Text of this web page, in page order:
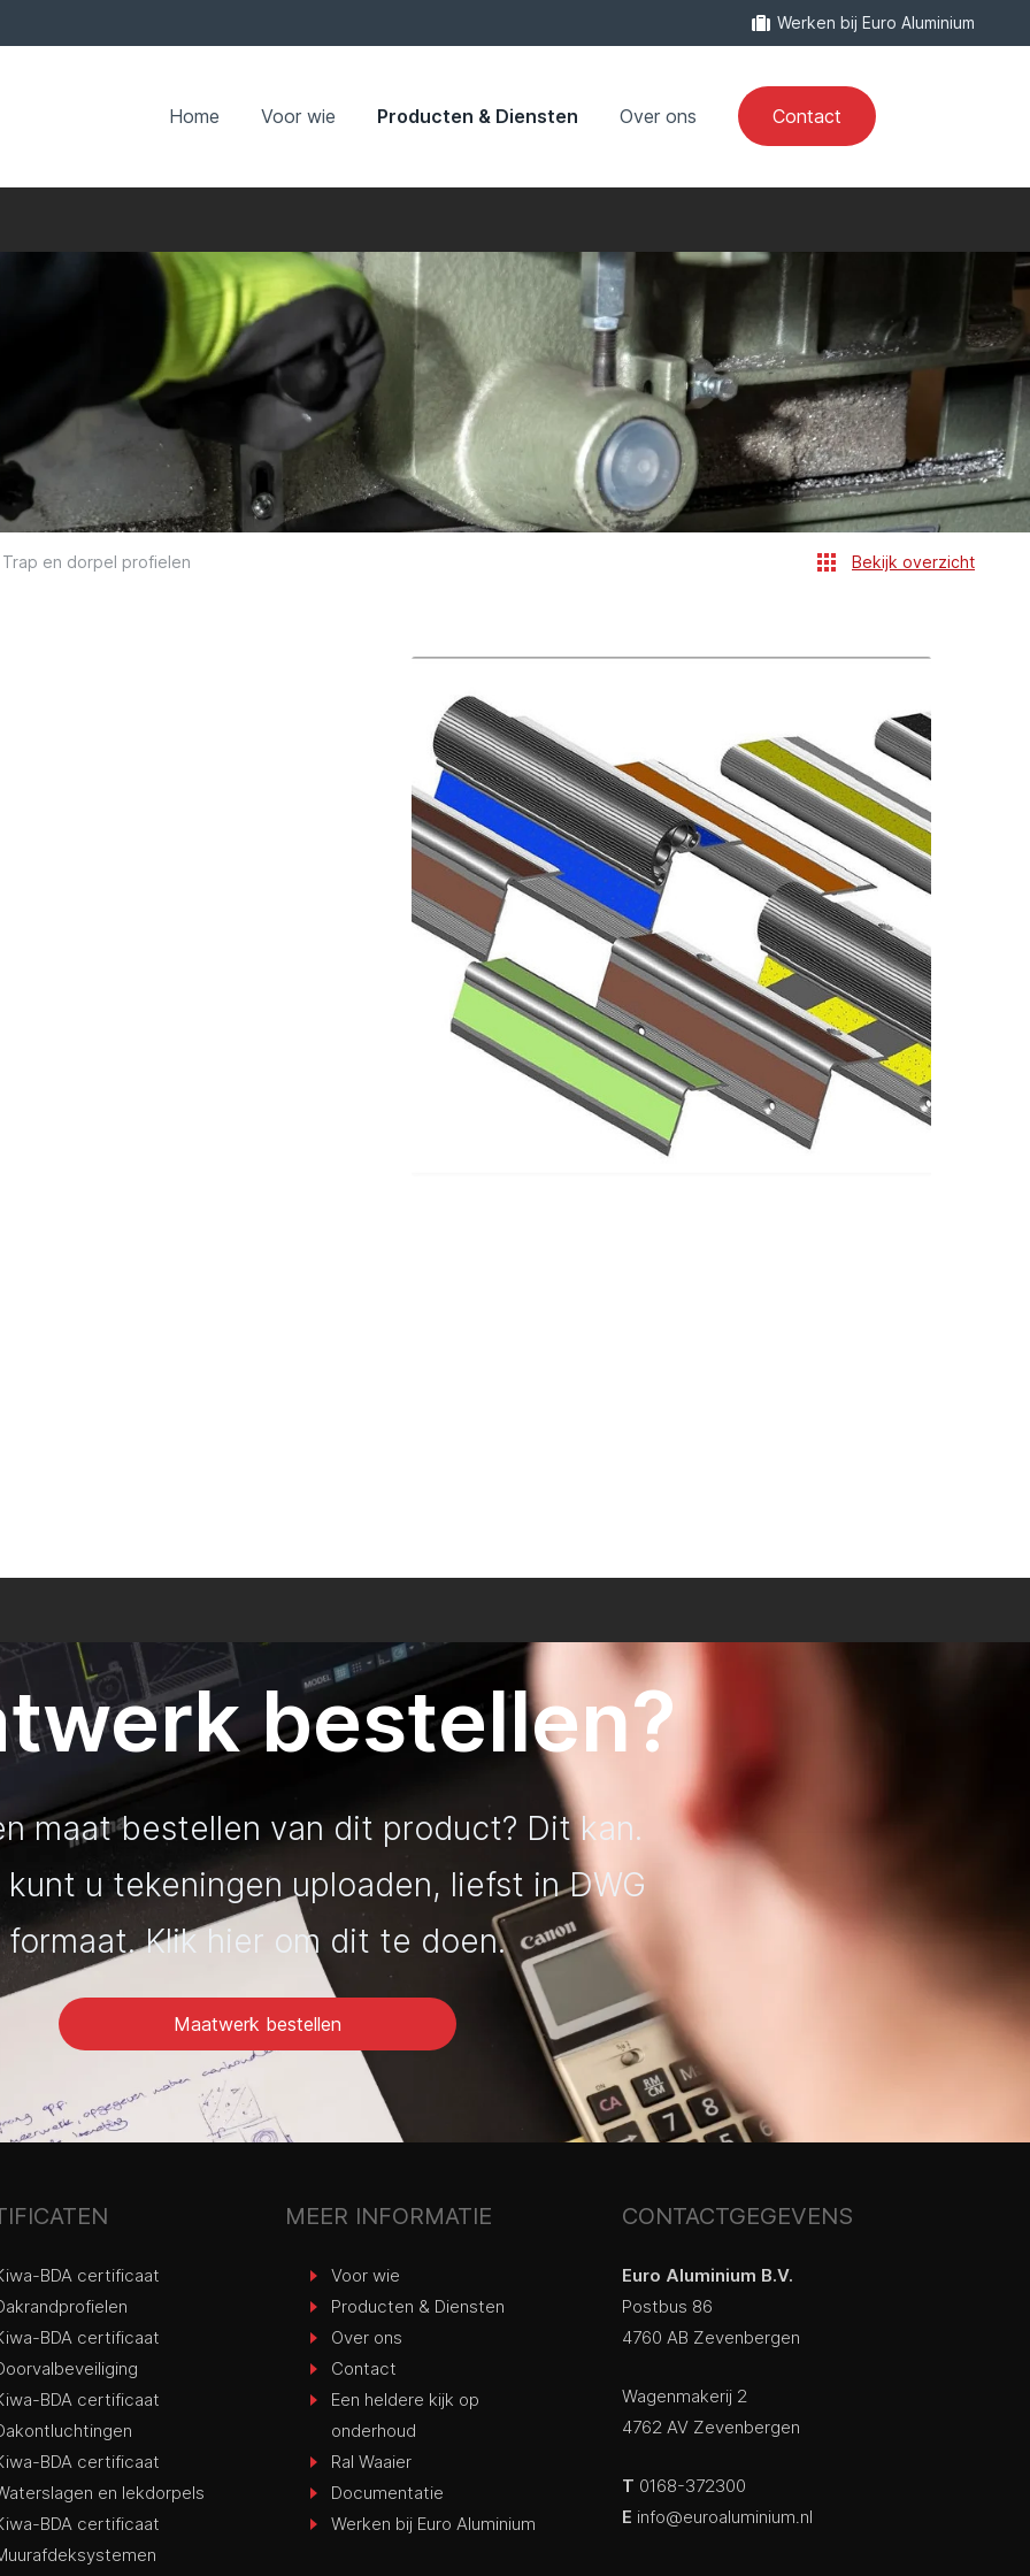
Werken bij Euro Aluminium
Home Voor wie Producten & Diensten Over ons Contact
Trap en dorpel profielen Bekijk overzicht
bestellen?
maat bestellen van dit product? Dit kan.
u tekeningen uploaden, liefst in DWG
formaat. Klik hier om dit te doen.
Maatwerk bestellen
BDA certificaat
BDA certificaat
BDA certificaat
BDA certificaat
en lekdorpels
BDA certificaat
MEER INFORMATIE
Voor wie
Producten & Diensten
Over ons
Contact
Een heldere kijk op
onderhoud
Ral Waaier
Documentatie
Werken bij Euro Aluminium
CONTACTGEGEVENS
Euro Aluminium B.V.
Postbus 86
4760 AB Zevenbergen
Wagenmakerij 2
4762 AV Zevenbergen
T 0168-372300
E info@euroaluminium.nl